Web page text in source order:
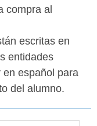
compra al
escritas en
entidades
español para
del alumno.